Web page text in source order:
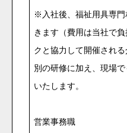
※入社後、福祉用具専
きます（費用は当社で
クと協力して開催され
別の研修に加え、現場
いたします。
営業事務職